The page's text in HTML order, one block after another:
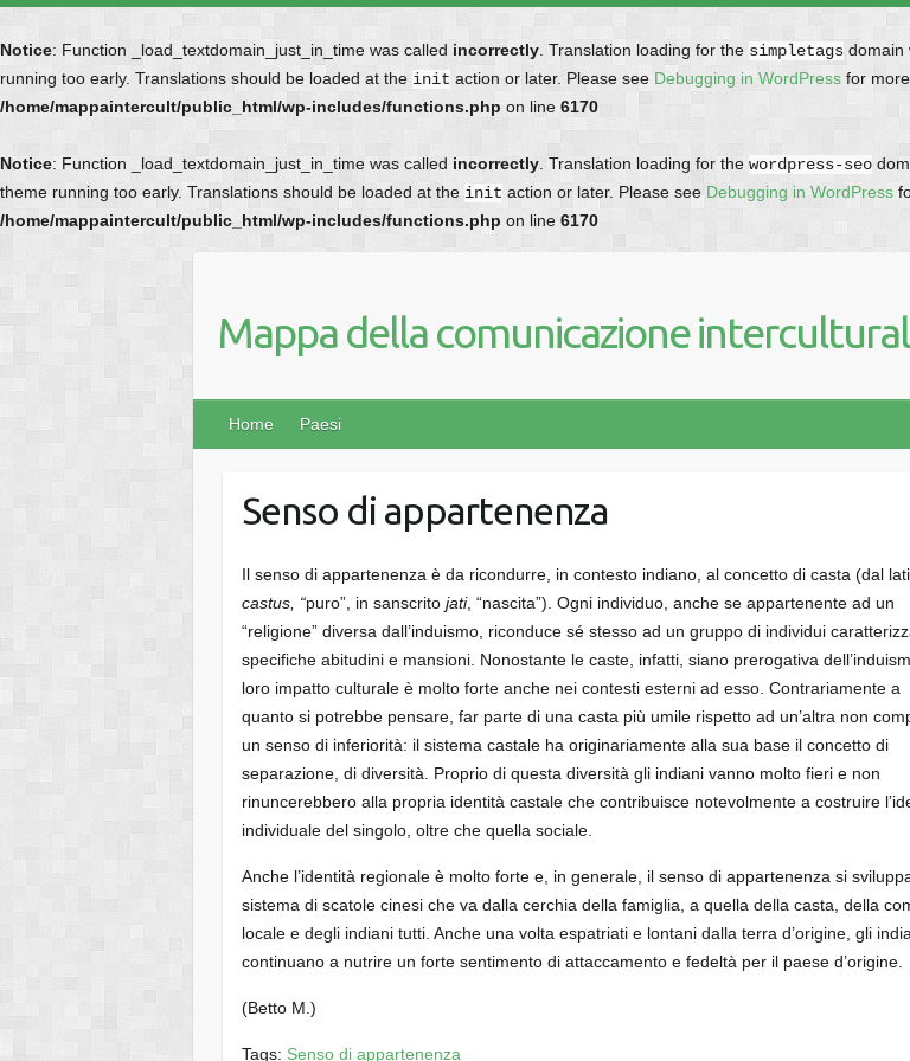
Notice: Function _load_textdomain_just_in_time was called incorrectly . Translation loading for the simpletags domain
running too early. Translations should be loaded at the init action or later. Please see Debugging in WordPress for
/home/mappaintercult/public_html/wp-includes/functions.php on line 6170
Notice: Function _load_textdomain_just_in_time was called incorrectly . Translation loading for the wordpress-seo
theme running too early. Translations should be loaded at the init action or later. Please seeDebugging in WordPress
/home/mappaintercult/public_html/wp-includes/functions.php on line 6170
Mappa della comunicazione
Home Paesi
Senso di appartenenza
Il senso di appartenenza è da ricondurre, in contesto indiano, al concetto di casta (dal
castus, “puro”, in sanscritojati, “nascita”). Ogni individuo, anche se appartenente ad un
“religione” diversa dall’induismo, riconduce sé stesso ad un gruppo di individui
specifiche abitudini e mansioni. Nonostante le caste, infatti, siano prerogativa
loro impatto culturale è molto forte anche nei contesti esterni ad esso. Contrariamente a
quanto si potrebbe pensare, far parte di una casta più umile rispetto ad un’altra non
un senso di inferiorità: il sistema castale ha originariamente alla sua base il concetto di
separazione, di diversità. Proprio di questa diversità gli indiani vanno molto fieri e non
rinuncerebbero alla propria identità castale che contribuisce notevolmente a costruire
individuale del singolo, oltre che quella sociale.
Anche l’identità regionale è molto forte e, in generale, il senso di appartenenza si
sistema di scatole cinesi che va dalla cerchia della famiglia, a quella della casta, della
locale e degli indiani tutti. Anche una volta espatriati e lontani dalla terra d’origine, gli
continuano a nutrire un forte sentimento di attaccamento e fedeltà per il paese d’origine.
(Betto M.)
Tags: Senso di appartenenza